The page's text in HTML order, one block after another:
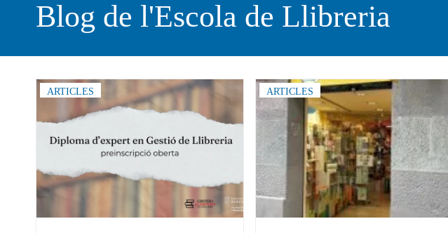
Blog de l'Escola de Llibreria
ARTICLES ARTICLES